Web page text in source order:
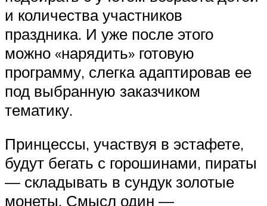
и количества участников
праздника. И уже после этого
можно «нарядить» готовую
программу, слегка адаптировав ее
под выбранную заказчиком
тематику.
Принцессы, участвуя в эстафете,
будут бегать с горошинами, пираты
— складывать в сундук золотые
монеты. Смысл один —